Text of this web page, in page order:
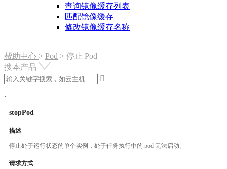
查询镜像缓存列表
匹配镜像缓存
修改镜像缓存名称
帮助中心 > Pod > 停止 Pod
搜本产品

stopPod
描述
停止处于运行状态的单个实例，处于任务执行中的 pod 无法启动。
请求方式